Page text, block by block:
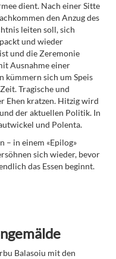
dient. Nach einer Sitte
den Anzug des
leiten soll, sich
und wieder
und die Zeremonie
Ausnahme einer
kümmern sich um Speis
Tragische und
Ehen kratzen. Hitzig wird
der aktuellen Politik. In
und Polenta.
– in einem «Epilog»
sich wieder, bevor
das Essen beginnt.
Balasoiu mit den